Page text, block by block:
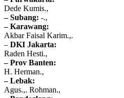
Dede Kumis.,
– Subang: -.,
– Karawang:
Akbar Faisal Karim.,.
– DKI Jakarta:
Raden Hesti.,
– Prov Banten:
H. Herman.,
– Lebak:
Agus.,. Rohman.,